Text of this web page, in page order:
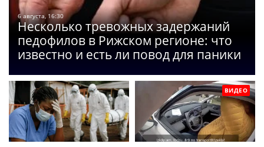
6 августа, 16:30
Несколько тревожных задержаний
педофилов в Рижском регионе: что
известно и есть ли повод для паники
ВИДЕО